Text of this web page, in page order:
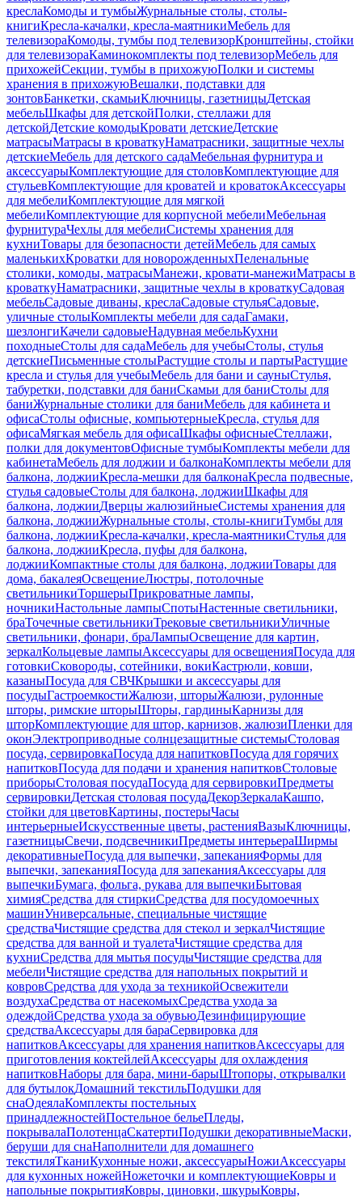
креслаКомоды и тумбыЖурнальные столы, столы-
книгиКресла-качалки, кресла-маятникиМебель для
телевизораКомоды, тумбы под телевизорКронштейны, стойки
для телевизораКаминокомплекты под телевизорМебель для
прихожейСекции, тумбы в прихожуюПолки и системы
хранения в прихожуюВешалки, подставки для
зонтовБанкетки, скамьиКлючницы, газетницыДетская
мебельШкафы для детскойПолки, стеллажи для
детскойДетские комодыКровати детскиеДетские
матрасыМатрасы в кроваткуНаматрасники, защитные чехлы
детскиеМебель для детского садаМебельная фурнитура и
аксессуарыКомплектующие для столовКомплектующие для
стульевКомплектующие для кроватей и кроватокАксессуары
для мебелиКомплектующие для мягкой
мебелиКомплектующие для корпусной мебелиМебельная
фурнитураЧехлы для мебелиСистемы хранения для
кухниТовары для безопасности детейМебель для самых
маленькихКроватки для новорожденныхПеленальные
столики, комоды, матрасыМанежи, кровати-манежиМатрасы в
кроваткуНаматрасники, защитные чехлы в кроваткуСадовая
мебельСадовые диваны, креслаСадовые стульяСадовые,
уличные столыКомплекты мебели для садаГамаки,
шезлонгиКачели садовыеНадувная мебельКухни
походныеСтолы для садаМебель для учебыСтолы, стулья
детскиеПисьменные столыРастущие столы и партыРастущие
кресла и стулья для учебыМебель для бани и сауныСтулья,
табуретки, подставки для баниСкамьи для баниСтолы для
баниЖурнальные столики для баниМебель для кабинета и
офисаСтолы офисные, компьютерныеКресла, стулья для
офисаМягкая мебель для офисаШкафы офисныеСтеллажи,
полки для документовОфисные тумбыКомплекты мебели для
кабинетаМебель для лоджии и балконаКомплекты мебели для
балкона, лоджииКресла-мешки для балконаКресла подвесные,
стулья садовыеСтолы для балкона, лоджииШкафы для
балкона, лоджииДверцы жалюзийныеСистемы хранения для
балкона, лоджииЖурнальные столы, столы-книгиТумбы для
балкона, лоджииКресла-качалки, кресла-маятникиСтулья для
балкона, лоджииКресла, пуфы для балкона,
лоджииКомпактные столы для балкона, лоджииТовары для
дома, бакалеяОсвещениеЛюстры, потолочные
светильникиТоршерыПрикроватные лампы,
ночникиНастольные лампыСпотыНастенные светильники,
браТочечные светильникиТрековые светильникиУличные
светильники, фонари, браЛампыОсвещение для картин,
зеркалКольцевые лампыАксессуары для освещенияПосуда для
готовкиСковороды, сотейники, вокиКастрюли, ковши,
казаныПосуда для СВЧКрышки и аксессуары для
посудыГастроемкостиЖалюзи, шторыЖалюзи, рулонные
шторы, римские шторыШторы, гардиныКарнизы для
шторКомплектующие для штор, карнизов, жалюзиПленки для
оконЭлектроприводные солнцезащитные системыСтоловая
посуда, сервировкаПосуда для напитковПосуда для горячих
напитковПосуда для подачи и хранения напитковСтоловые
приборыСтоловая посудаПосуда для сервировкиПредметы
сервировкиДетская столовая посудаДекорЗеркалаКашпо,
стойки для цветовКартины, постерыЧасы
интерьерныеИскусственные цветы, растенияВазыКлючницы,
газетницыСвечи, подсвечникиПредметы интерьераШирмы
декоративныеПосуда для выпечки, запеканияФормы для
выпечки, запеканияПосуда для запеканияАксессуары для
выпечкиБумага, фольга, рукава для выпечкиБытовая
химияСредства для стиркиСредства для посудомоечных
машинУниверсальные, специальные чистящие
средстваЧистящие средства для стекол и зеркалЧистящие
средства для ванной и туалетаЧистящие средства для
кухниСредства для мытья посудыЧистящие средства для
мебелиЧистящие средства для напольных покрытий и
ковровСредства для ухода за техникойОсвежители
воздухаСредства от насекомыхСредства ухода за
одеждойСредства ухода за обувьюДезинфицирующие
средстваАксессуары для бараСервировка для
напитковАксессуары для хранения напитковАксессуары для
приготовления коктейлейАксессуары для охлаждения
напитковНаборы для бара, мини-барыШтопоры, открывалки
для бутылокДомашний текстильПодушки для
снаОдеялаКомплекты постельных
принадлежностейПостельное бельеПледы,
покрывалаПолотенцаСкатертиПодушки декоративныеМаски,
беруши для снаНаполнители для домашнего
текстиляТканиКухонные ножи, аксессуарыНожиАксессуары
для кухонных ножейНожеточки и комплектующиеКовры и
напольные покрытияКовры, циновки, шкурыКовры,